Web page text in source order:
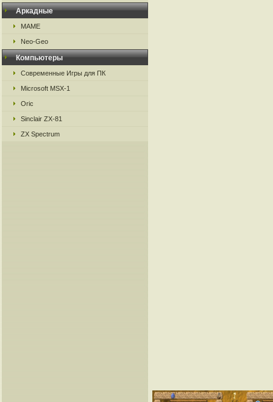
Аркадные
MAME
Neo-Geo
Компьютеры
Современные Игры для ПК
Microsoft MSX-1
Oric
Sinclair ZX-81
ZX Spectrum